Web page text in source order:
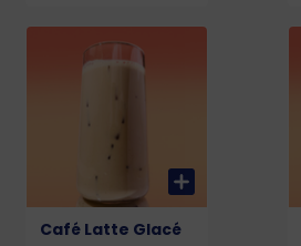
Café Latte Glacé